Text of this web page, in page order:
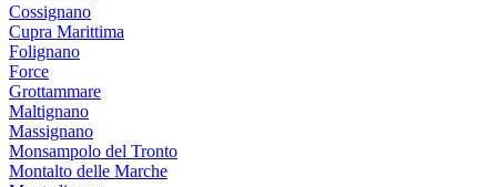
Cossignano
Cupra Marittima
Folignano
Force
Grottammare
Maltignano
Massignano
Monsampolo del Tronto
Montalto delle Marche